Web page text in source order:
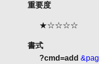
重要度
★☆☆☆☆
書式
?cmd=add